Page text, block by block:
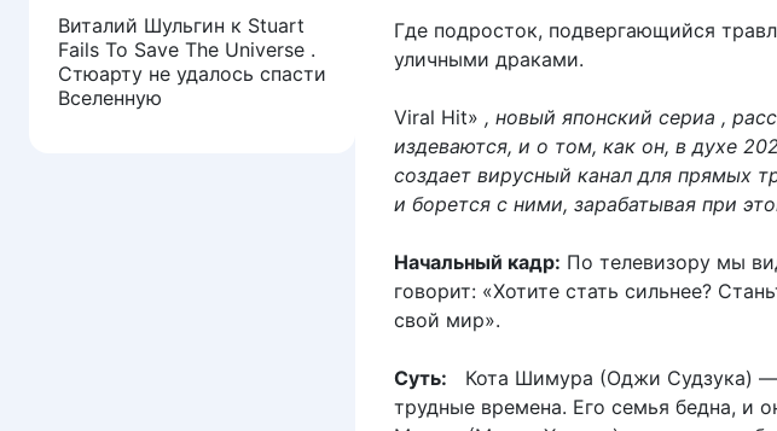
Где подросток, подвергающийся
уличными драками.
Viral Hit» , новый японский сериа ,
издеваются, и о том, как он, в духе
создает вирусный канал для прямых
и борется с ними, зарабатывая при
Начальный кадр: По телевизору мы
говорит: «Хотите стать сильнее?
свой мир».
Суть: Кота Шимура (Оджи Судзука)
трудные времена. Его семья бедна, и
Виталий Шульгин к Stuart
Fails To Save The Universe .
Стюарту не удалось спасти
Вселенную